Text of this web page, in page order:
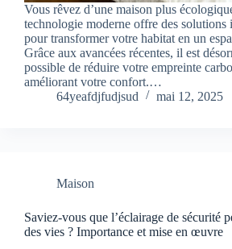
Vous rêvez d’une maison plus
technologie moderne offre des solutions
pour transformer votre habitat en un
Grâce aux avancées récentes, il est
possible de réduire votre empreinte
améliorant votre confort.…
64yeafdjfudjsud
mai 12, 2025
Maison
Saviez-vous que l’éclairage de sécurité
des vies ? Importance et mise en œuvre